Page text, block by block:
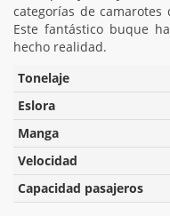
categorías de
Este fantástico buque
hecho realidad.
Tonelaje
Eslora
Manga
Velocidad
Capacidad pasajeros